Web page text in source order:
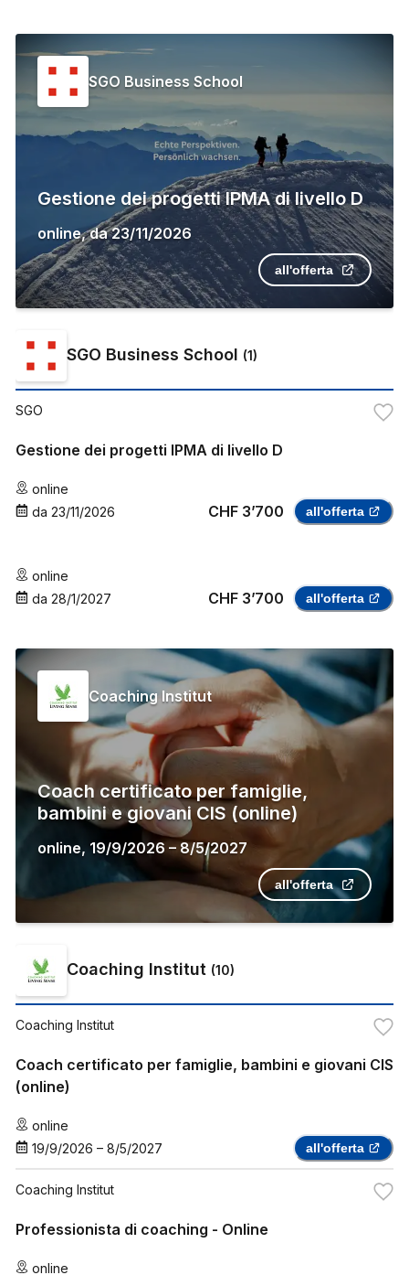
SGO Business School
Gestione dei progetti IPMA di livello D
online,da 23/11/2026
all'offerta
SGO Business School (1)
SGO
Gestione dei progetti IPMA di livello D
online
da 23/11/2026 CHF 3’700 all'offerta
online
da 28/1/2027 CHF 3’700 all'offerta
Coaching Institut
Coach certificato per famiglie,
bambini e giovani CIS (online)
online, 19/9/2026 –8/5/2027
all'offerta
Coaching Institut (10)
Coaching Institut
Coach certificato per famiglie, bambini e giovani CIS
(online)
online
19/9/2026 – 8/5/2027 all'offerta
Coaching Institut
Professionista di coaching - Online
online